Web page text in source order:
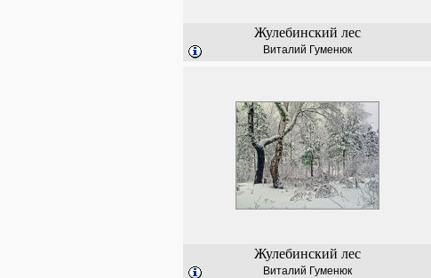
Жулебинский лес
Виталий Гуменюк
Жулебинский лес
Виталий Гуменюк